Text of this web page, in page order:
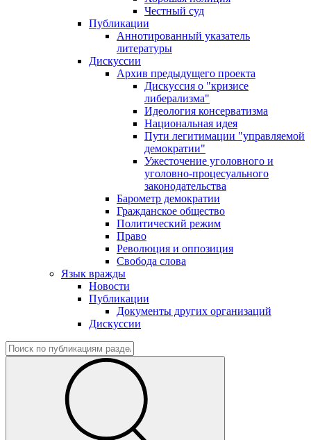
Честный суд
Публикации
Аннотированный указатель
литературы
Дискуссии
Архив предыдущего проекта
Дискуссия о "кризисе
либерализма"
Идеология консерватизма
Национальная идея
Пути легитимации "управляемой
демократии"
Ужесточение уголовного и
уголовно-процесуального
законодательства
Барометр демократии
Гражданское общество
Политический режим
Право
Революция и оппозиция
Свобода слова
Язык вражды
Новости
Публикации
Документы других организаций
Дискуссии